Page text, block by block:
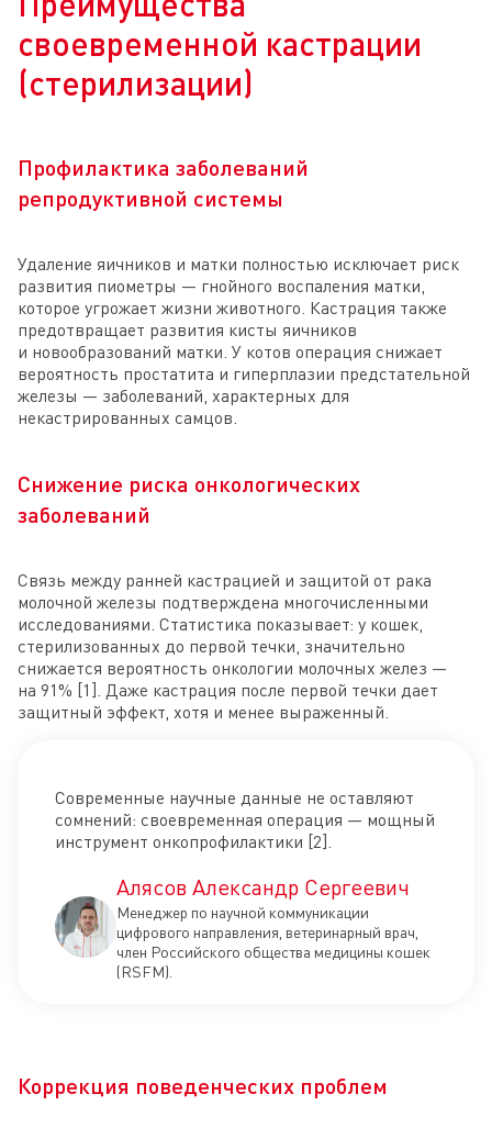
своевременной кастрации
(стерилизации)
Профилактика заболеваний
репродуктивной системы
Удаление яичников и матки полностью исключает риск
развития пиометры — гнойного воспаления матки,
которое угрожает жизни животного. Кастрация также
предотвращает развития кисты яичников
и новообразований матки. У котов операция снижает
вероятность простатита и гиперплазии предстательной
железы — заболеваний, характерных для
некастрированных самцов.
Снижение риска онкологических
заболеваний
Связь между ранней кастрацией и защитой от рака
молочной железы подтверждена многочисленными
исследованиями. Статистика показывает: у кошек,
стерилизованных до первой течки, значительно
снижается вероятность онкологии молочных желез —
на 91% [1]. Даже кастрация после первой течки дает
защитный эффект, хотя и менее выраженный.
Современные научные данные не оставляют
сомнений: своевременная операция — мощный
инструмент онкопрофилактики [2].
Алясов Александр Сергеевич
Менеджер по научной коммуникации
цифрового направления, ветеринарный врач,
член Российского общества медицины кошек
(RSFM).
Коррекция поведенческих проблем